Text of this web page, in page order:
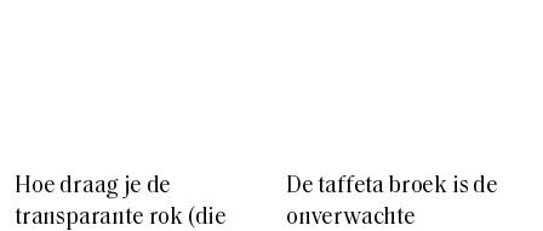
Hoe draag je de
transparante rok (die
De taffeta broek is de
onverwachte